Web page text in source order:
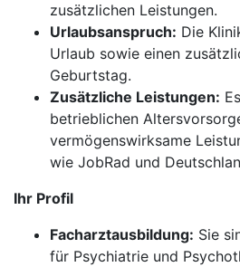
zusätzlichen Leistungen.
Urlaubsanspruch: Die
Urlaub sowie einen
Geburtstag.
Zusätzliche Leistungen:
betrieblichen
vermögenswirksame
wie JobRad und
Ihr Profil
Facharztausbildung: Sie
für Psychiatrie und